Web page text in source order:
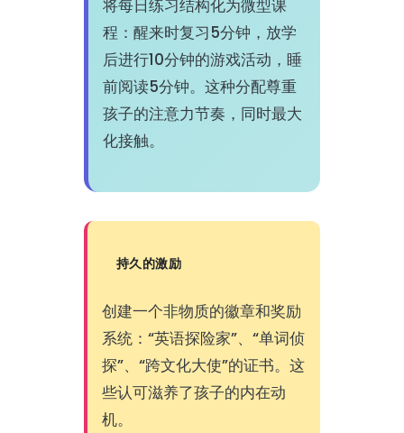
将每日练习结构化为微型课
程：醒来时复习5分钟，放学
后进行10分钟的游戏活动，睡
前阅读5分钟。这种分配尊重
孩子的注意力节奏，同时最大
化接触。
持久的激励
创建一个非物质的徽章和奖励
系统：“英语探险家”、“单词侦
探”、“跨文化大使”的证书。这
些认可滋养了孩子的内在动
机。